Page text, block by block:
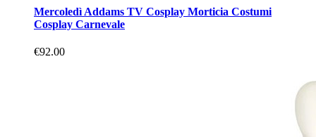
Mercoledì Addams TV Cosplay Morticia Costumi
Cosplay Carnevale
€92.00